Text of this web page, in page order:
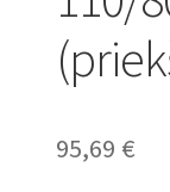
95,69 €